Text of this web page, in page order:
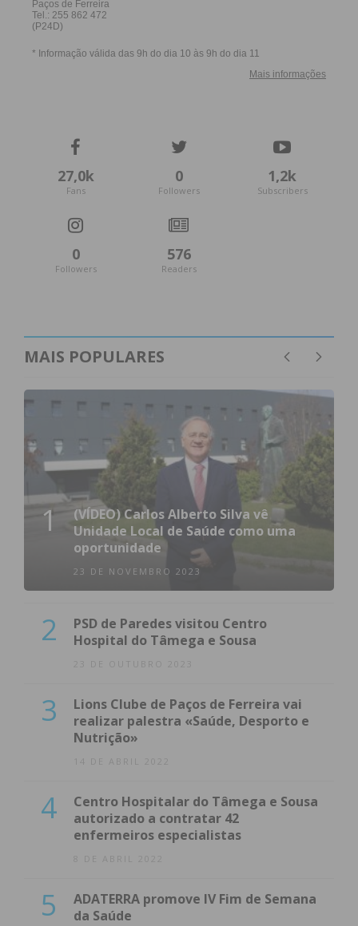
27,0k
Fans
0
Followers
1,2k
Subscribers
0
Followers
576
Readers
MAIS POPULARES
1
(VÍDEO) Carlos Alberto Silva vê
Unidade Local de Saúde como uma
oportunidade
23 DE NOVEMBRO 2023
2
PSD de Paredes visitou Centro
Hospital do Tâmega e Sousa
23 DE OUTUBRO 2023
3
Lions Clube de Paços de Ferreira vai
realizar palestra «Saúde, Desporto e
Nutrição»
14 DE ABRIL 2022
4
Centro Hospitalar do Tâmega e Sousa
autorizado a contratar 42
enfermeiros especialistas
8 DE ABRIL 2022
5
ADATERRA promove IV Fim de Semana
da Saúde